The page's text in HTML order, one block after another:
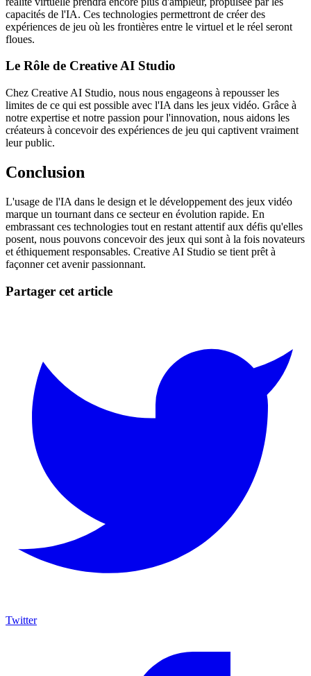
capacités de l'IA. Ces technologies permettront de créer des
expériences de jeu où les frontières entre le virtuel et le réel seront
floues.
Le Rôle de Creative AI Studio
Chez Creative AI Studio, nous nous engageons à repousser les
limites de ce qui est possible avec l'IA dans les jeux vidéo. Grâce à
notre expertise et notre passion pour l'innovation, nous aidons les
créateurs à concevoir des expériences de jeu qui captivent vraiment
leur public.
Conclusion
L'usage de l'IA dans le design et le développement des jeux vidéo
marque un tournant dans ce secteur en évolution rapide. En
embrassant ces technologies tout en restant attentif aux défis qu'elles
posent, nous pouvons concevoir des jeux qui sont à la fois novateurs
et éthiquement responsables. Creative AI Studio se tient prêt à
façonner cet avenir passionnant.
Partager cet article
Twitter